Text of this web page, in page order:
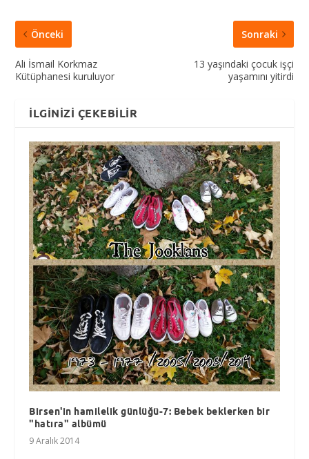
Önceki
Ali İsmail Korkmaz
Kütüphanesi kuruluyor
Sonraki
13 yaşındaki çocuk işçi
yaşamını yitirdi
İLGINIZI ÇEKEBILIR
Birsen'in hamilelik günlüğü-7: Bebek beklerken bir
"hatıra" albümü
9 Aralık 2014